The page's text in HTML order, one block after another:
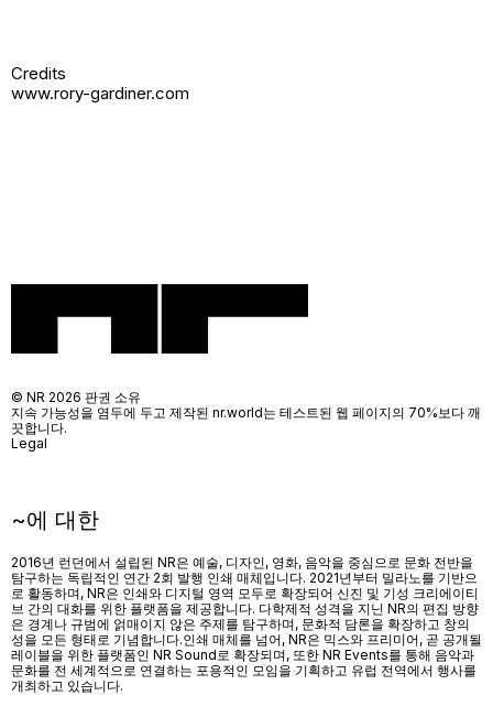
Credits
www.rory-gardiner.com
~에 대한
2016년 런던에서 설립된 NR은 예술, 디자인, 영화, 음악을 중심으로 문화 전반을
탐구하는 독립적인 연간 2회 발행 인쇄 매체입니다. 2021년부터 밀라노를 기반으
로 활동하며, NR은 인쇄와 디지털 영역 모두로 확장되어 신진 및 기성 크리에이티
브 간의 대화를 위한 플랫폼을 제공합니다. 다학제적 성격을 지닌 NR의 편집 방향
은 경계나 규범에 얽매이지 않은 주제를 탐구하며, 문화적 담론을 확장하고 창의
성을 모든 형태로 기념합니다.인쇄 매체를 넘어, NR은 믹스와 프리미어, 곧 공개될
레이블을 위한 플랫폼인 NR Sound 로 확장되며, 또한 NR Events를 통해 음악과
문화를 전 세계적으로 연결하는 포용적인 모임을 기획하고 유럽 전역에서 행사를
개최하고 있습니다.
© NR 2026 판권 소유
지속 가능성을 염두에 두고 제작된 nr.world는 테스트된 웹 페이지의 70%보다 깨
끗합니다.
Legal